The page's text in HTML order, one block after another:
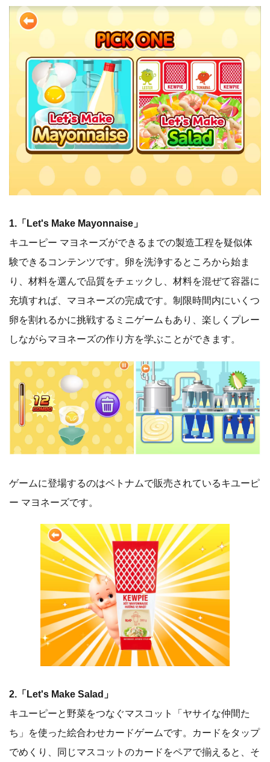
1.「Let's Make Mayonnaise」
キユーピー マヨネーズができるまでの製造工程を疑似体
験できるコンテンツです。卵を洗浄するところから始ま
り、材料を選んで品質をチェックし、材料を混ぜて容器に
充填すれば、マヨネーズの完成です。制限時間内にいくつ
卵を割れるかに挑戦するミニゲームもあり、楽しくプレー
しながらマヨネーズの作り方を学ぶことができます。
ゲームに登場するのはベトナムで販売されているキユーピ
ー マヨネーズです。
2.「Let's Make Salad」
キユーピーと野菜をつなぐマスコット「ヤサイな仲間た
ち」を使った絵合わせカードゲームです。カードをタップ
でめくり、同じマスコットのカードをペアで揃えると、そ